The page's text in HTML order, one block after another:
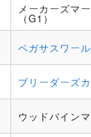
メーカーズマ
（G1）
ペガサスワー
ブリーダーズ
ウッドバイン